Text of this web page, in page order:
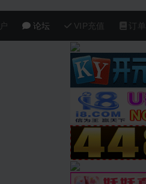
论坛 VIP充值 订